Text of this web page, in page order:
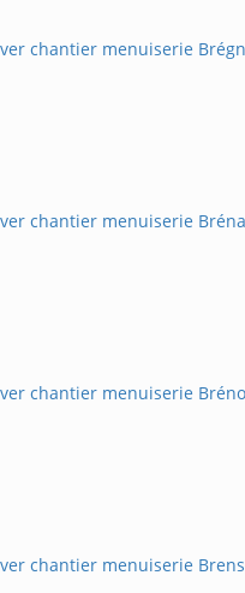
chantier menuiserie
chantier menuiserie
chantier menuiserie
chantier menuiserie Brens